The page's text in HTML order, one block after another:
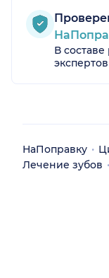
В
НаПоправку
Лечение зубов